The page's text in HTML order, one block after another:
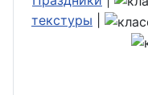
текстуры